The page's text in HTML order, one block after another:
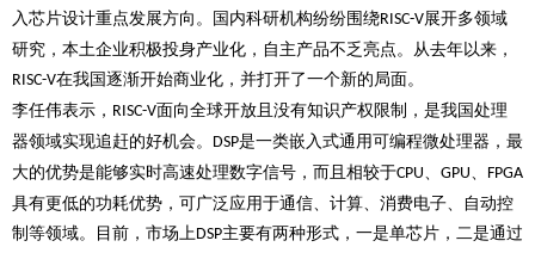
入芯片设计重点发展方向。国内科研机构纷纷围绕RISC-V展开多领域
研究，本土企业积极投身产业化，自主产品不乏亮点。从去年以来，
RISC-V在我国逐渐开始商业化，并打开了一个新的局面。
李任伟表示， RISC-V面向全球开放且没有知识产权限制，是我国处理
器领域实现追赶的好机会。 DSP是一类嵌入式通用可编程微处理器，最
大的优势是能够实时高速处理数字信号，而且相较于CPU、 GPU、 FPGA
具有更低的功耗优势，可广泛应用于通信、计算、消费电子、自动控
制等领域。目前，市场上DSP主要有两种形式，一是单芯片，二是通过